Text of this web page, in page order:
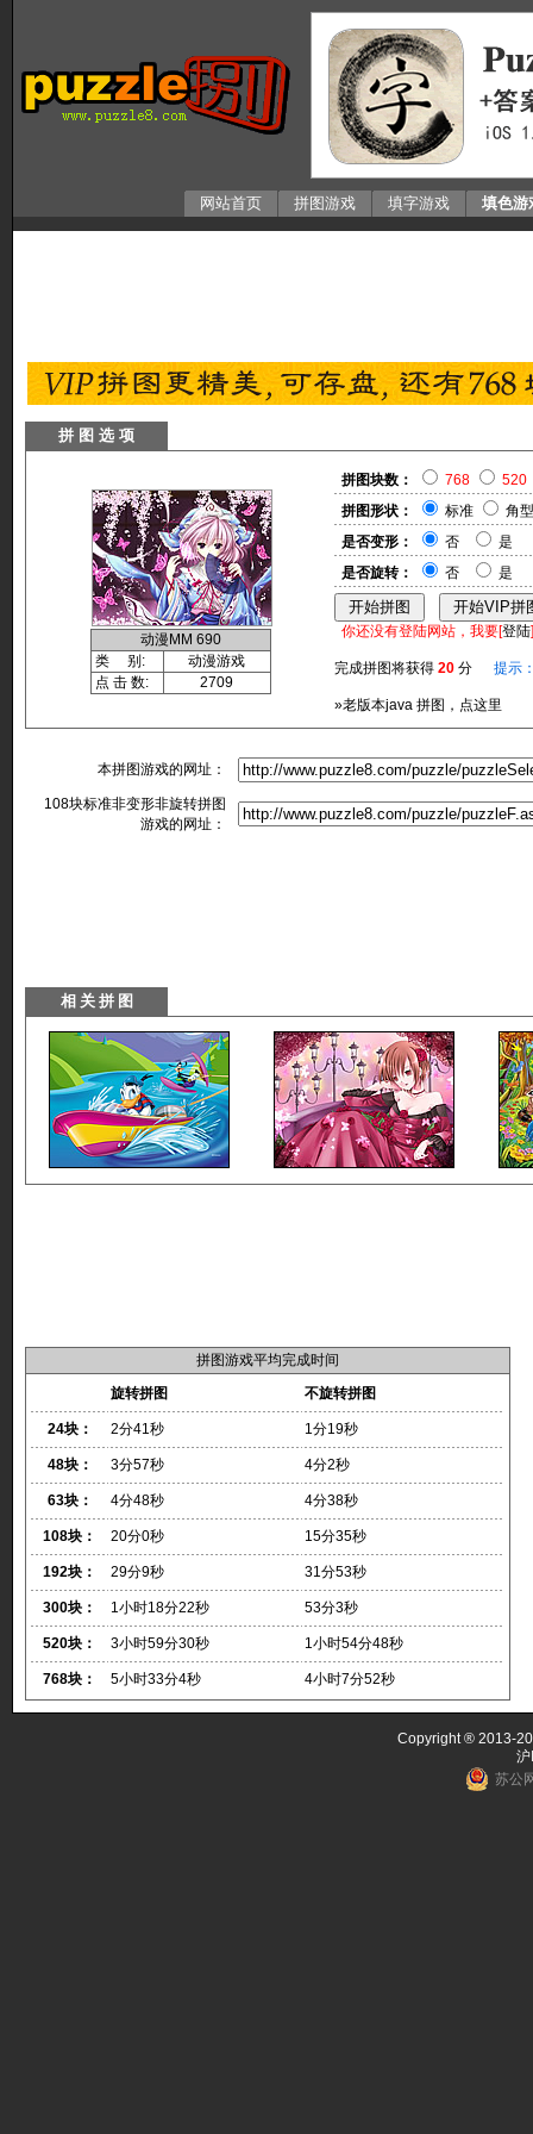
网站首页 拼图游戏 填字游戏 填色游
拼 图 选 项
动漫MM 690
类 别:
动漫游戏
点 击 数:
2709
拼图块数： 768
520
拼图形状：
标准
角型
是否变形：
否
是
是否旋转：
否 是
你还没有登陆网站，我要[登陆
完成拼图将获得 20 分 提示
»老版本java 拼图，点这里
本拼图游戏的网址：
108块标准非变形非旋转拼图
游戏的网址：
拼图游戏平均完成时间
旋转拼图
不旋转拼图
24块： 2分41秒 1分19秒
48块： 3分57秒 4分2秒
63块： 4分48秒 4分38秒
108块： 20分0秒 15分35秒
192块： 29分9秒 31分53秒
300块： 1小时18分22秒 53分3秒
520块： 3小时59分30秒 1小时54分48秒
768块： 5小时33分4秒 4小时7分52秒
Copyright ® 2013-
苏公